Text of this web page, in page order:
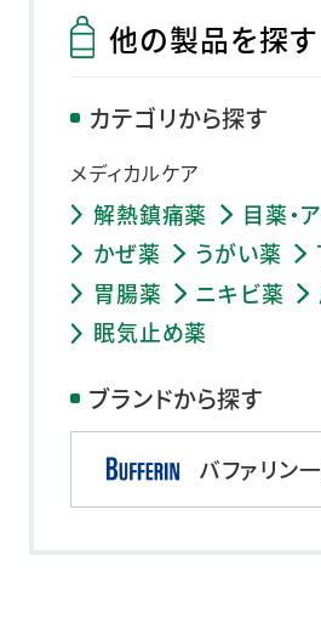
他の製品を探す
カテゴリから探す
メディカルケア
解熱鎮痛薬
目薬・
かぜ薬
うがい薬
胃腸薬
ニキビ薬
眠気止め薬
ブランドから探す
バファリン